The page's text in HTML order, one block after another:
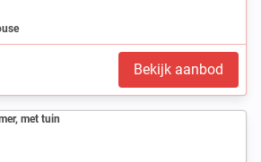
Bekijk aanbod